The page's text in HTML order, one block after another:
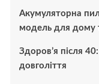
Акумуляторна
модель для дому
Здоров’я після
довголіття